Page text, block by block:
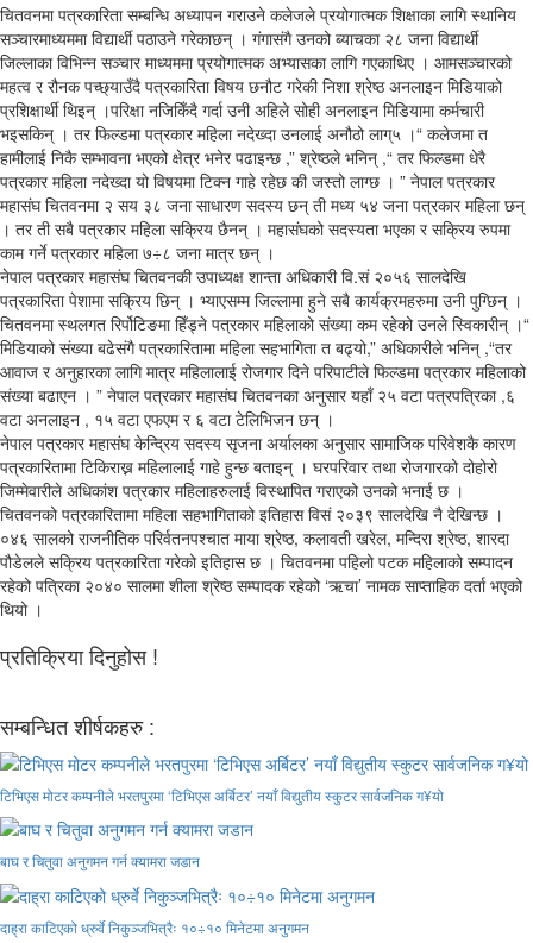
चितवनमा पत्रकारिता सम्बन्धि अध्यापन गराउने कलेजले प्रयोगात्मक शिक्षाका लागि स्थानिय
सञ्चारमाध्यममा विद्यार्थी पठाउने गरेकाछन् । गंगासंगै उनको ब्याचका २८ जना विद्यार्थी
जिल्लाका विभिन्न सञ्चार माध्यममा प्रयोगात्मक अभ्यासका लागि गएकाथिए । आमसञ्चारको
महत्व र रौनक पच्छ्याउँदै पत्रकारिता विषय छनौट गरेकी निशा श्रेष्ठ अनलाइन मिडियाको
प्रशिक्षार्थी थिइन् ।परिक्षा नजिकिँदै गर्दा उनी अहिले सोही अनलाइन मिडियामा कर्मचारी
भइसकिन् । तर फिल्डमा पत्रकार महिला नदेख्दा उनलाई अनौठो लाग्५ ।“ कलेजमा त
हामीलाई निकै सम्भावना भएको क्षेत्र भनेर पढाइन्छ ,” श्रेष्ठले भनिन् ,“ तर फिल्डमा धेरै
पत्रकार महिला नदेख्दा यो विषयमा टिक्न गाहे रहेछ की जस्तो लाग्छ । ” नेपाल पत्रकार
महासंघ चितवनमा २ सय ३८ जना साधारण सदस्य छन् ती मध्य ५४ जना पत्रकार महिला छन्
। तर ती सबै पत्रकार महिला सक्रिय छैनन् । महासंघको सदस्यता भएका र सक्रिय रुपमा
काम गर्ने पत्रकार महिला ७÷८ जना मात्र छन् ।
नेपाल पत्रकार महासंघ चितवनकी उपाध्यक्ष शान्ता अधिकारी वि.सं २०५६ सालदेखि
पत्रकारिता पेशामा सक्रिय छिन् । भ्याएसम्म जिल्लामा हुने सबै कार्यक्रमहरुमा उनी पुग्छिन् ।
चितवनमा स्थलगत रिर्पोटिङमा हिँड्ने पत्रकार महिलाको संख्या कम रहेको उनले स्विकारीन् ।“
मिडियाको संख्या बढेसंगै पत्रकारितामा महिला सहभागिता त बढ्यो,” अधिकारीले भनिन् ,“तर
आवाज र अनुहारका लागि मात्र महिलालाई रोजगार दिने परिपाटीले फिल्डमा पत्रकार महिलाको
संख्या बढाएन । ” नेपाल पत्रकार महासंघ चितवनका अनुसार यहाँ २५ वटा पत्रपत्रिका ,६
वटा अनलाइन , १५ वटा एफएम र ६ वटा टेलिभिजन छन् ।
नेपाल पत्रकार महासंघ केन्द्रिय सदस्य सृजना अर्यालका अनुसार सामाजिक परिवेशकै कारण
पत्रकारितामा टिकिराख्न महिलालाई गाहे हुन्छ बताइन् । घरपरिवार तथा रोजगारको दोहोरो
जिम्मेवारीले अधिकांश पत्रकार महिलाहरुलाई विस्थापित गराएको उनको भनाई छ ।
चितवनको पत्रकारितामा महिला सहभागिताको इतिहास विसं २०३९ सालदेखि नै देखिन्छ ।
०४६ सालको राजनीतिक परिर्वतनपश्चात माया श्रेष्ठ, कलावती खरेल, मन्दिरा श्रेष्ठ, शारदा
पौडेलले सक्रिय पत्रकारिता गरेको इतिहास छ । चितवनमा पहिलो पटक महिलाको सम्पादन
रहेको पत्रिका २०४० सालमा शीला श्रेष्ठ सम्पादक रहेको ‘ऋचा’ नामक साप्ताहिक दर्ता भएको
थियो ।
प्रतिक्रिया दिनुहोस !
सम्बन्धित शीर्षकहरु :
टिभिएस मोटर कम्पनीले भरतपुरमा ‘टिभिएस अर्बिटर’ नयाँ विद्युतीय स्कुटर सार्वजनिक ग¥यो
बाघ र चितुवा अनुगमन गर्न क्यामरा जडान
दाह्रा काटिएको ध्रुर्वे निकुञ्जभित्रैः १०÷१० मिनेटमा अनुगमन